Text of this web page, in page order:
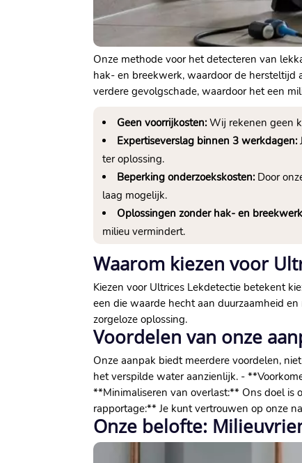
Onze methode voor het detecteren van
hak- en breekwerk, waardoor de hersteltijd
verdere gevolgschade, waardoor het een
Geen voorrijkosten:Wij rekenen geen
Expertiseverslag binnen 3 werkdagen:
ter oplossing.
Beperking onderzoekskosten:Door
laag mogelijk.
Oplossingen zonder hak- en
milieu vermindert.
Waarom kiezen voor
Kiezen voor Ultrices Lekdetectie betekent
een die waarde hecht aan duurzaamheid
zorgeloze oplossing.
Voordelen van onze
Onze aanpak biedt meerdere voordelen,
het verspilde water aanzienlijk. -
**Minimaliseren van overlast:** Ons doel
rapportage:** Je kunt vertrouwen op onze
Onze belofte: